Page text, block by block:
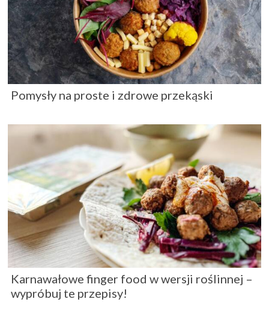
Pomysły na proste i zdrowe przekąski
Karnawałowe finger food w wersji roślinnej –
wypróbuj te przepisy!